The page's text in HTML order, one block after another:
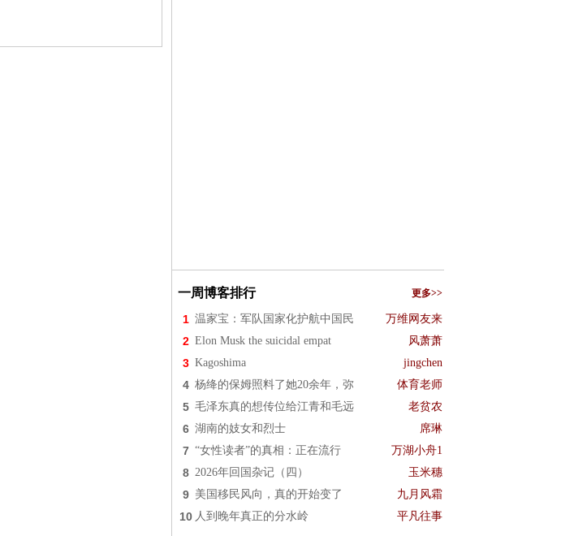
一周博客排行 更多>>
1 温家宝：军队国家化护航中国民 万维网友来
2 Elon Musk the suicidal empat 风萧萧
3 Kagoshima jingchen
4 杨绛的保姆照料了她20余年，弥 体育老师
5 毛泽东真的想传位给江青和毛远 老贫农
6 湖南的妓女和烈士 席琳
7 “女性读者”的真相：正在流行 万湖小舟1
8 2026年回国杂记（四） 玉米穗
9 美国移民风向，真的开始变了 九月风霜
10 人到晚年真正的分水岭 平凡往事